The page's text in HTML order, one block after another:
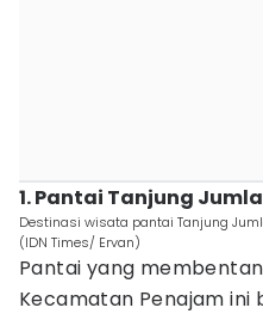
1. Pantai Tanjung
Destinasi wisata pantai Tanjung
(IDN Times/ Ervan)
Pantai yang
Kecamatan Penajam ini